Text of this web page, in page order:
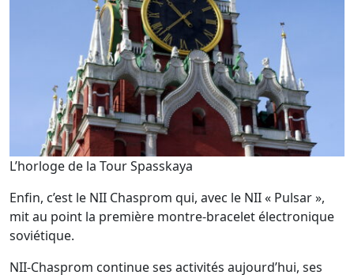
L’horloge de la Tour Spasskaya
Enfin, c’est le NII Chasprom qui, avec le NII « Pulsar »,
mit au point la première montre-bracelet électronique
soviétique.
NII-Chasprom continue ses activités aujourd’hui, ses